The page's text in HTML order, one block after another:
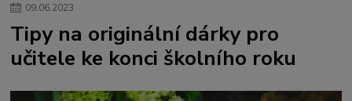
09.06.2023
Tipy na originální dárky pro
učitele ke konci školního roku